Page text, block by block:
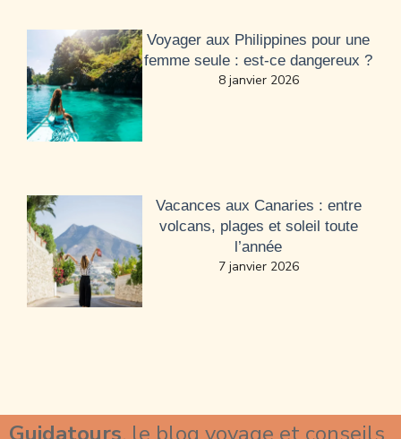
Voyager aux Philippines pour une
femme seule : est-ce dangereux ?
8 janvier 2026
Vacances aux Canaries : entre
volcans, plages et soleil toute
l’année
7 janvier 2026